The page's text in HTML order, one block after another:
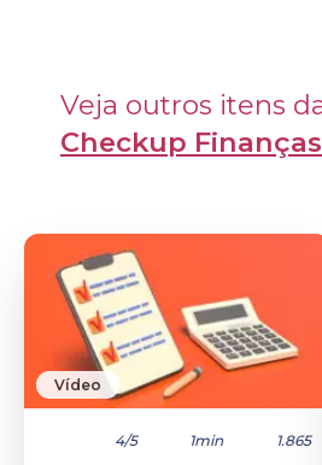
Checkup Finanças
Vídeo
4/5 1min 1.865